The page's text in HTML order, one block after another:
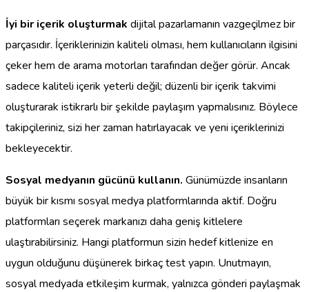
İyi bir içerik oluşturmak dijital pazarlamanın vazgeçilmez bir
parçasıdır. İçeriklerinizin kaliteli olması, hem kullanıcıların ilgisini
çeker hem de arama motorları tarafından değer görür. Ancak
sadece kaliteli içerik yeterli değil; düzenli bir içerik takvimi
oluşturarak istikrarlı bir şekilde paylaşım yapmalısınız. Böylece
takipçileriniz, sizi her zaman hatırlayacak ve yeni içeriklerinizi
bekleyecektir.
Sosyal medyanın gücünü kullanın. Günümüzde insanların
büyük bir kısmı sosyal medya platformlarında aktif. Doğru
platformları seçerek markanızı daha geniş kitlelere
ulaştırabilirsiniz. Hangi platformun sizin hedef kitlenize en
uygun olduğunu düşünerek birkaç test yapın. Unutmayın,
sosyal medyada etkileşim kurmak, yalnızca gönderi paylaşmak